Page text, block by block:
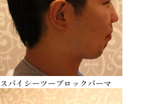
スパイシーツーブロックパーマ